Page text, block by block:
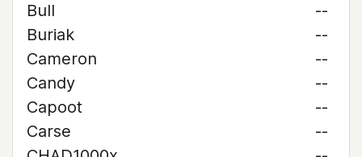
Bull
--
Buriak
--
Cameron
--
Candy
--
Capoot
--
Carse
--